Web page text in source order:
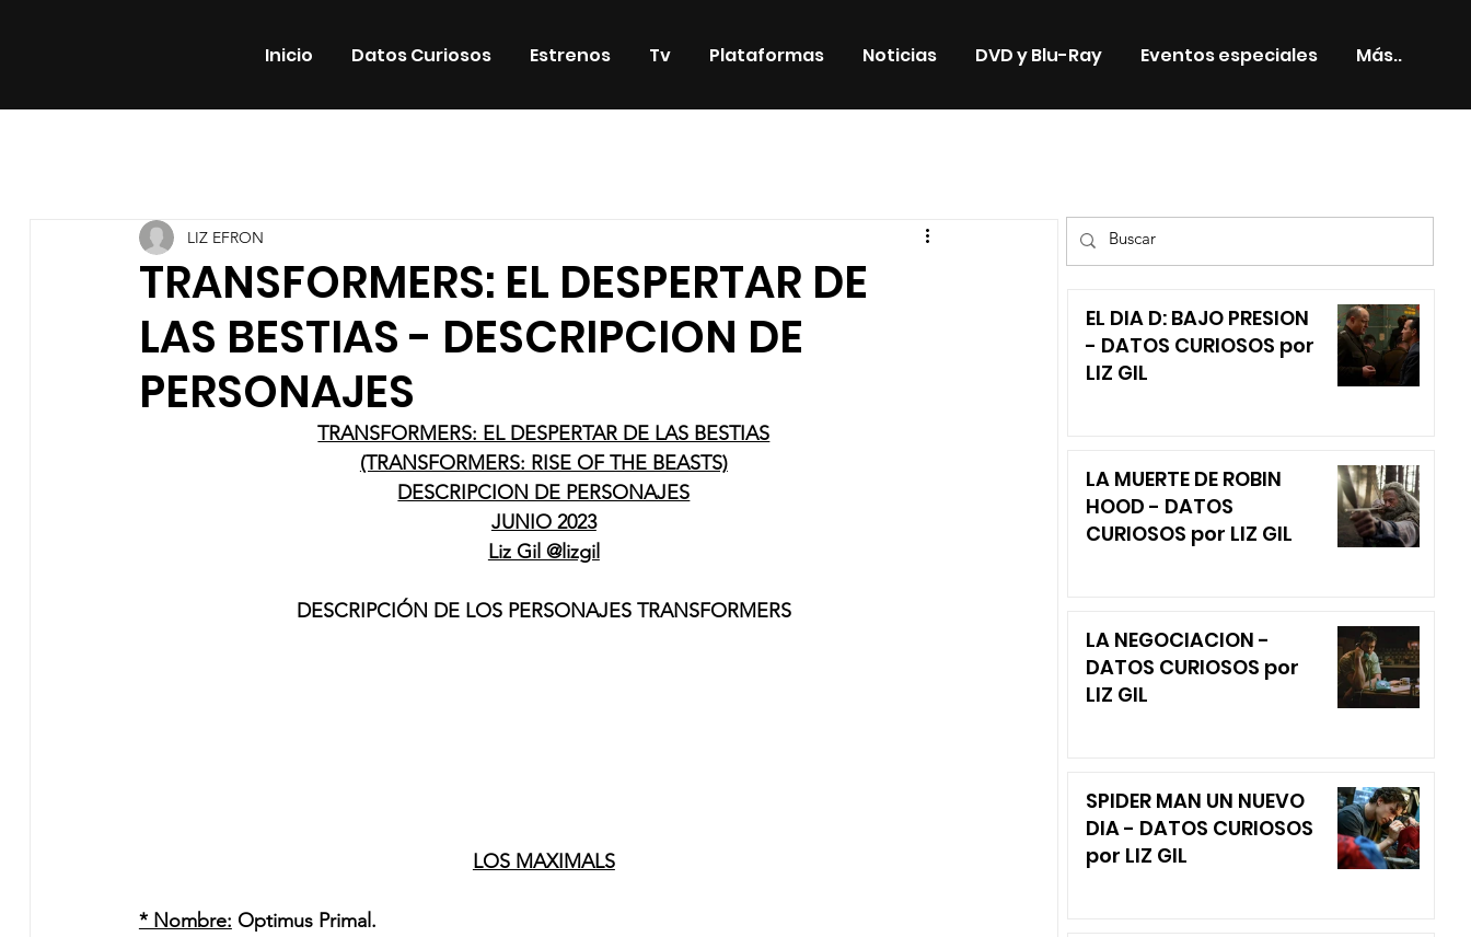
Inicio Datos Curiosos Estrenos Tv Plataformas Noticias DVD y Blu-Ray Eventos especiales Más..
Teatro Plataformas
TRANSFORMERS: EL DESPERTAR DE
LAS BESTIAS - DESCRIPCION DE
PERSONAJES
LIZ EFRON
TRANSFORMERS: EL DESPERTAR DE LAS BESTIAS
(TRANSFORMERS: RISE OF THE BEASTS)
DESCRIPCION DE PERSONAJES
JUNIO 2023
Liz Gil @lizgil
DESCRIPCIÓN DE LOS PERSONAJES TRANSFORMERS
LOS MAXIMALS
* Nombre: Optimus Primal.
EL DIA D: BAJO PRESION
- DATOS CURIOSOS por
LIZ GIL
LA MUERTE DE ROBIN
HOOD - DATOS
CURIOSOS por LIZ GIL
LA NEGOCIACION -
DATOS CURIOSOS por
LIZ GIL
SPIDER MAN UN NUEVO
DIA - DATOS CURIOSOS
por LIZ GIL